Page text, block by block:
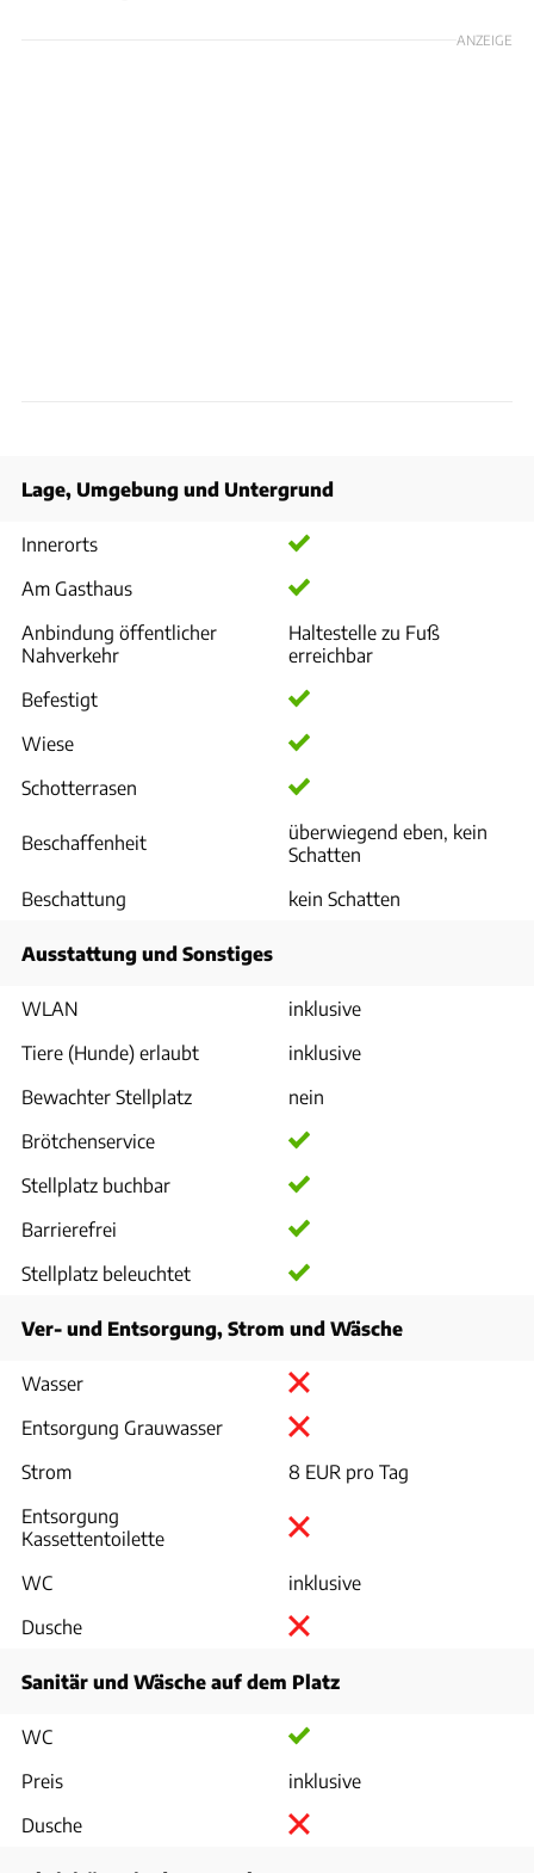
ANZEIGE
Lage, Umgebung und Untergrund
Innerorts
Am Gasthaus
Anbindung öffentlicher
Nahverkehr
Haltestelle zu Fuß
erreichbar
Befestigt
Wiese
Schotterrasen
Beschaffenheit
überwiegend eben, kein
Schatten
Beschattung
kein Schatten
Ausstattung und Sonstiges
WLAN
inklusive
Tiere (Hunde) erlaubt
inklusive
Bewachter Stellplatz
nein
Brötchenservice
Stellplatz buchbar
Barrierefrei
Stellplatz beleuchtet
Ver- und Entsorgung, Strom und Wäsche
Wasser
Entsorgung Grauwasser
Strom
8 EUR pro Tag
Entsorgung
Kassettentoilette
WC
inklusive
Dusche
Sanitär und Wäsche auf dem Platz
WC
Preis
inklusive
Dusche